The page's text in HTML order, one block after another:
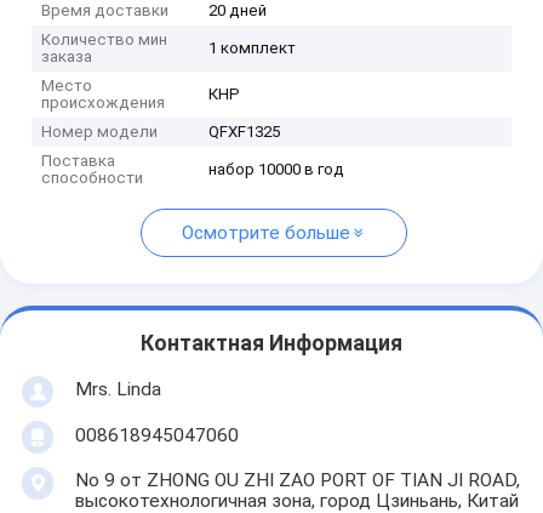
Время доставки
20 дней
Количество мин
заказа
1 комплект
Место
происхождения
КНР
Номер модели
QFXF1325
Поставка
способности
набор 10000 в год
Осмотрите больше
Контактная Информация
Mrs. Linda
008618945047060
No 9 от ZHONG OU ZHI ZAO PORT OF TIAN JI ROAD,
высокотехнологичная зона, город Цзиньань, Китай